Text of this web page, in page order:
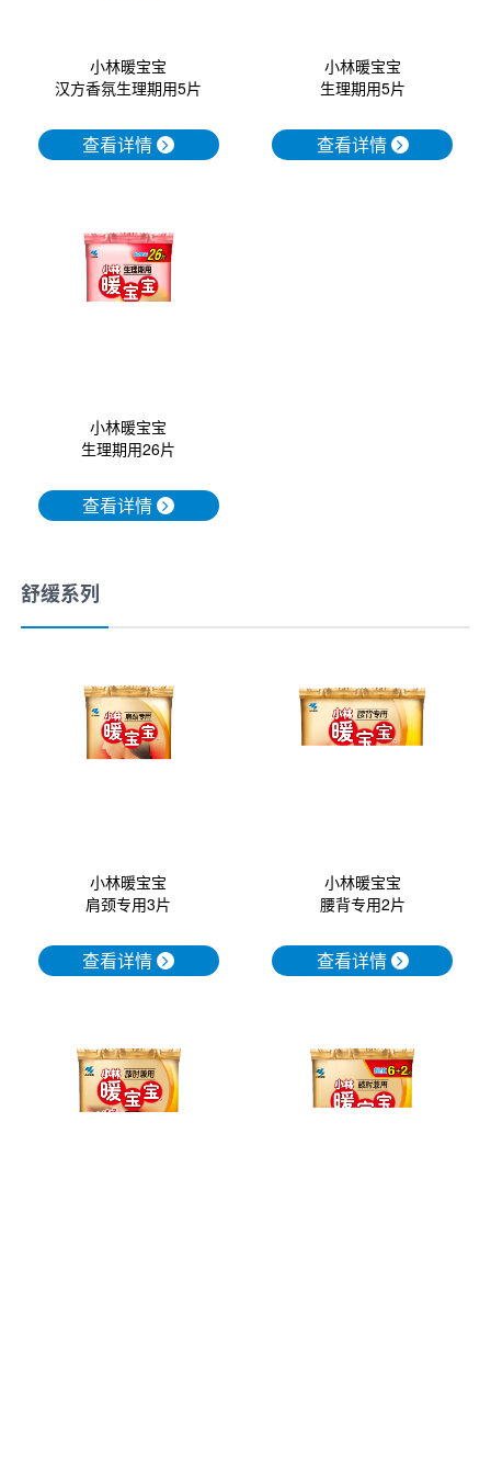
小林暖宝宝
汉方香氛生理期用5片
查看详情
小林暖宝宝
生理期用5片
查看详情
小林暖宝宝
生理期用26片
查看详情
舒缓系列
小林暖宝宝
肩颈专用3片
查看详情
小林暖宝宝
腰背专用2片
查看详情